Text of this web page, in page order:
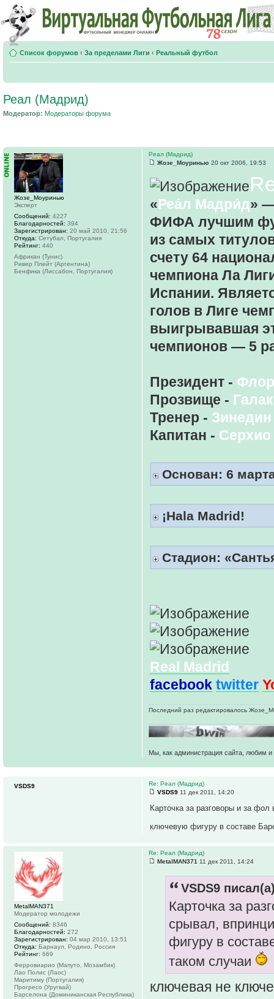
Список форумов ‹ За пределами Лиги ‹ Реальный футбол
Реал (Мадрид)
Модератор: Модераторы форума
Реал (Мадрид)
Жозе_Моуринью 20 окт 2006, 19:53
«Реа́л Мадри́д»
ФИФА лучшим
из самых
счету 64
чемпиона Ла
Испании.
голов в Лиге
выигрывавшая
чемпионов — 5
Президент -
Прозвище -
Тренер -
Капитан -
Основан: 6
¡Hala Madrid!
Стадион:
Real Madrid
facebook twitter
Последний раз редактировалось
Мы, как администрация сайта, любим
Жозе_Моуринью
Эксперт
Сообщений: 4227
Благодарностей: 394
Зарегистрирован: 20 май 2010, 21:56
Откуда: Сетубал, Португалия
Рейтинг: 440
Африкан (Тунис)
Ривер Плейт (Аргентина)
Бенфика (Лиссабон, Португалия)
Re: Реал (Мадрид)
VSDS9 11 дек 2011, 14:20
Карточка за разговоры и за
ключевую фигуру в составе
VSDS9
Re: Реал (Мадрид)
MetalMAN371 11 дек 2011, 14:24
VSDS9
Карточка за
срывал,
фигуру в
таком случаи
ключевая не
MetalMAN371
Модератор молодежи
Сообщений: 8346
Благодарностей: 272
Зарегистрирован: 04 мар 2010, 13:51
Откуда: Барнаул, Родино, Россия
Рейтинг: 669
Ферровиарио (Мапуто, Мозамбик)
Лао Полис (Лаос)
Маритиму (Португалия)
Прогресо (Уругвай)
Барселона (Доминиканская Республика)